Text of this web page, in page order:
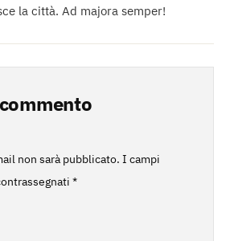
la città. Ad majora semper!
non sarà pubblicato. I campi
*